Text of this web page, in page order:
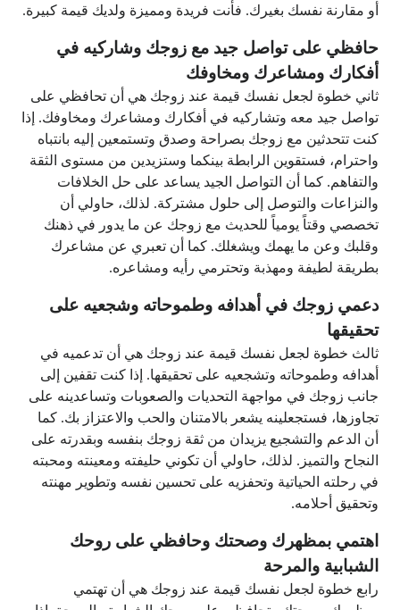
أو مقارنة نفسك بغيرك. فأنت فريدة ومميزة ولديك قيمة كبيرة.
حافظي على تواصل جيد مع زوجك وشاركيه في
أفكارك ومشاعرك ومخاوفك
ثاني خطوة لجعل نفسك قيمة عند زوجك هي أن تحافظي على
تواصل جيد معه وتشاركيه في أفكارك ومشاعرك ومخاوفك. إذا
كنت تتحدثين مع زوجك بصراحة وصدق وتستمعين إليه بانتباه
واحترام، فستقوين الرابطة بينكما وستزيدين من مستوى الثقة
والتفاهم. كما أن التواصل الجيد يساعد على حل الخلافات
والنزاعات والتوصل إلى حلول مشتركة. لذلك، حاولي أن
تخصصي وقتاً يومياً للحديث مع زوجك عن ما يدور في ذهنك
وقلبك وعن ما يهمك ويشغلك. كما أن تعبري عن مشاعرك
بطريقة لطيفة ومهذبة وتحترمي رأيه ومشاعره.
دعمي زوجك في أهدافه وطموحاته وشجعيه على
تحقيقها
ثالث خطوة لجعل نفسك قيمة عند زوجك هي أن تدعميه في
أهدافه وطموحاته وتشجعيه على تحقيقها. إذا كنت تقفين إلى
جانب زوجك في مواجهة التحديات والصعوبات وتساعدينه على
تجاوزها، فستجعلينه يشعر بالامتنان والحب والاعتزاز بك. كما
أن الدعم والتشجيع يزيدان من ثقة زوجك بنفسه وبقدرته على
النجاح والتميز. لذلك، حاولي أن تكوني حليفته ومعينته ومحبته
في رحلته الحياتية وتحفزيه على تحسين نفسه وتطوير مهنته
وتحقيق أحلامه.
اهتمي بمظهرك وصحتك وحافظي على روحك
الشبابية والمرحة
رابع خطوة لجعل نفسك قيمة عند زوجك هي أن تهتمي